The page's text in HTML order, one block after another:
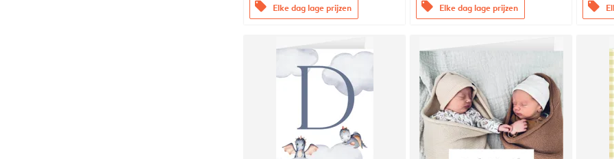
offers Elke dag lage prijzen offers Elke dag lage prijzen offers